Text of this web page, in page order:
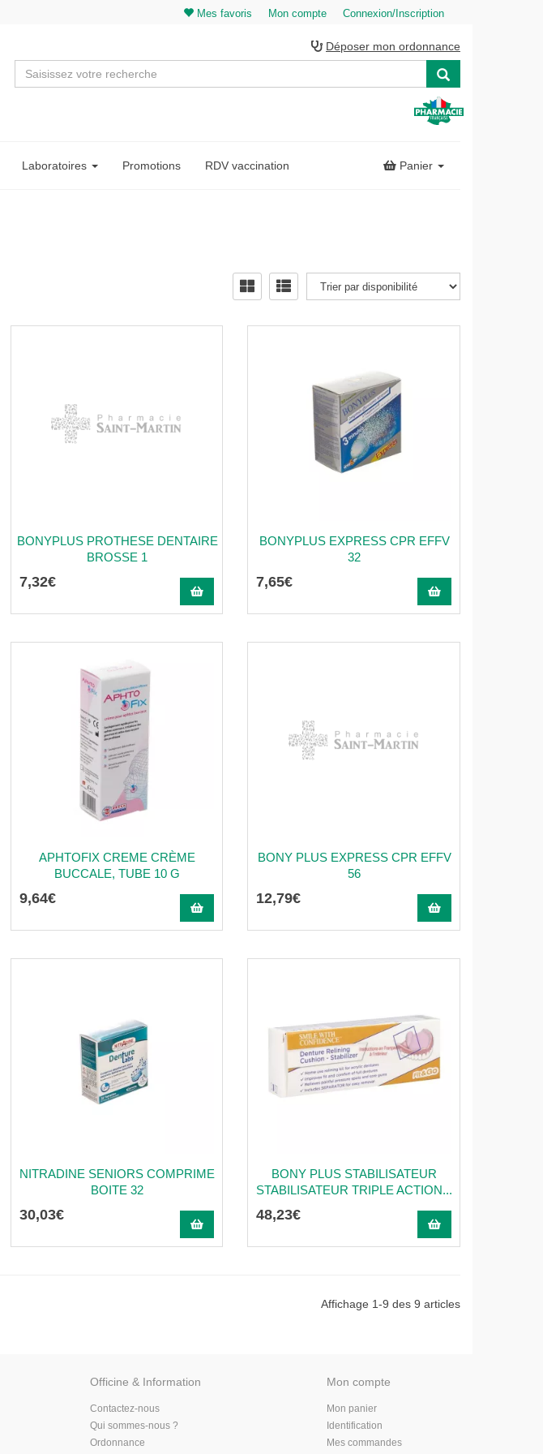
Mes favoris Mon compte Connexion/Inscription
Déposer mon ordonnance
Laboratoires Promotions RDV vaccination Panier
BONYPLUS PROTHESE DENTAIRE
BROSSE 1
7,32€
BONYPLUS EXPRESS CPR EFFV
32
7,65€
APHTOFIX CREME CRÈME
BUCCALE, TUBE 10 G
9,64€
BONY PLUS EXPRESS CPR EFFV
56
12,79€
NITRADINE SENIORS COMPRIME
BOITE 32
30,03€
BONY PLUS STABILISATEUR
STABILISATEUR TRIPLE ACTION...
48,23€
Affichage 1-9 des 9 articles
Officine & Information
Contactez-nous
Qui sommes-nous ?
Ordonnance
Mon compte
Mon panier
Identification
Mes commandes